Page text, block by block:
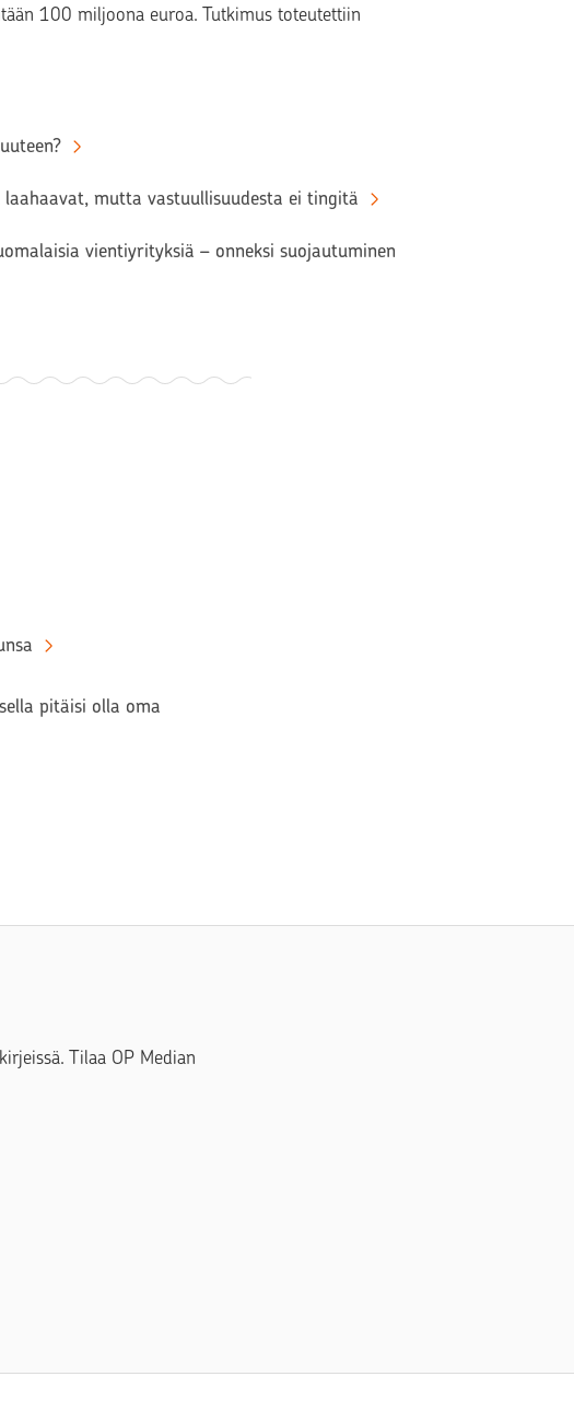
100 miljoona euroa. Tutkimus toteutettiin
mutta vastuullisuudesta ei tingitä
vientiyrityksiä – onneksi suojautuminen
pitäisi olla oma
Tilaa OP Median